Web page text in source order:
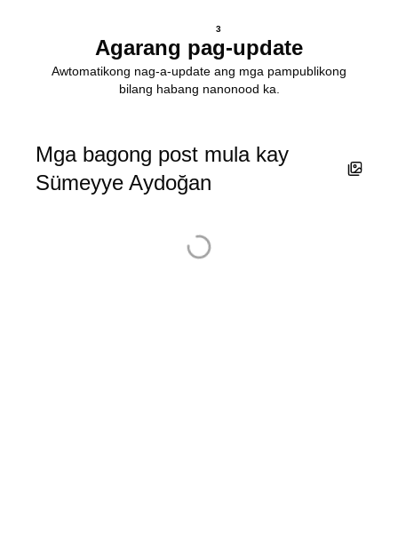
3
Agarang pag-update
Awtomatikong nag-a-update ang mga pampublikong
bilang habang nanonood ka.
Mga bagong post mula kay
Sümeyye Aydoğan